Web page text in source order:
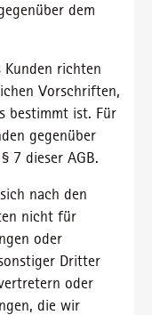
dem
Kunden richten
Vorschriften,
bestimmt ist. Für
gegenüber
7 dieser AGB.
nach den
nicht für
oder
Dritter
oder
die wir